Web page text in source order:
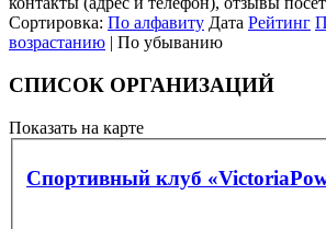
Сортировка: По алфавиту Дата Рейтинг
возрастанию | По убыванию
СПИСОК ОРГАНИЗАЦИЙ
Показать на карте
Спортивный клуб